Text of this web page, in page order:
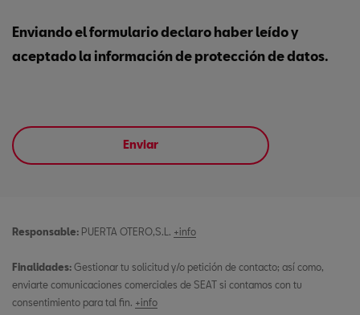
Enviando el formulario declaro haber leído y
aceptado la información de protección de datos.
Enviar
Responsable: PUERTA OTERO,S.L. +info
Finalidades: Gestionar tu solicitud y/o petición de contacto; así como,
enviarte comunicaciones comerciales de SEAT si contamos con tu
consentimiento para tal fin. +info